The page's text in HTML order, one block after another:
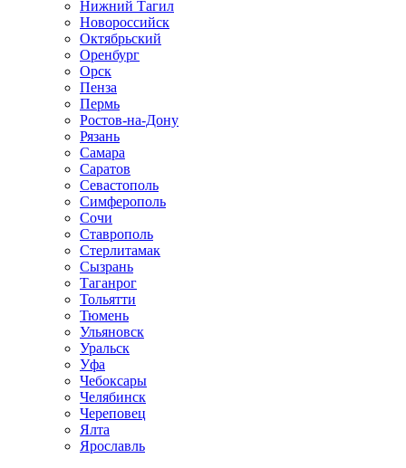
Нижний Тагил
Новороссийск
Октябрьский
Оренбург
Орск
Пенза
Пермь
Ростов-на-Дону
Рязань
Самара
Саратов
Севастополь
Симферополь
Сочи
Ставрополь
Стерлитамак
Сызрань
Таганрог
Тольятти
Тюмень
Ульяновск
Уральск
Уфа
Чебоксары
Челябинск
Череповец
Ялта
Ярославль